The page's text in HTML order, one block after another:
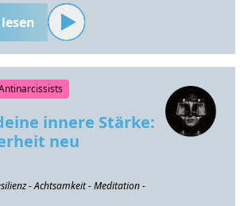
lesen
innere Stärke:
neu
- Achtsamkeit - Meditation -